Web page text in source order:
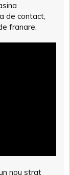
de contact,
franare.
nou strat